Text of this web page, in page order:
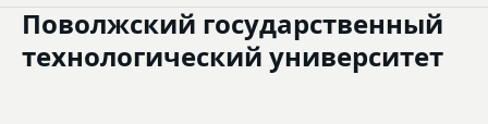
Поволжский государственный
технологический университет